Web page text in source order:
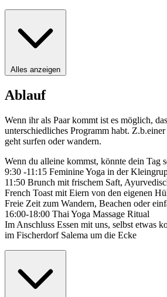
Alles anzeigen
Ablauf
Wenn ihr als Paar kommt ist es möglich,
unterschiedliches Programm habt.
geht surfen oder wandern.
Wenn du alleine kommst, könnte dein Tag
9:30 -11:15 Feminine Yoga in der
11:50 Brunch mit frischem Saft,
French Toast mit Eiern von den eigenen
Freie Zeit zum Wandern, Beachen oder
16:00-18:00 Thai Yoga Massage Ritual
Im Anschluss Essen mit uns, selbst etwas
im Fischerdorf Salema um die Ecke